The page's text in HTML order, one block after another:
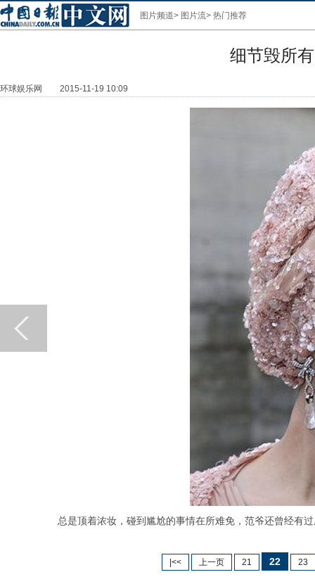
图片频道> 图片流> 热门推荐
细节毁所
环球娱乐网 2015-11-19 10:09
总是顶着浓妆，碰到尴尬的事情在所难免，范爷还曾经有过
|<< 上一页 21 22 23